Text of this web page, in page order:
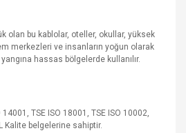
olan bu kablolar, oteller, okullar, yüksek
merkezleri ve insanların yoğun olarak
hassas bölgelerde kullanılır.
14001, TSE ISO 18001, TSE ISO 10002,
Kalite belgelerine sahiptir.